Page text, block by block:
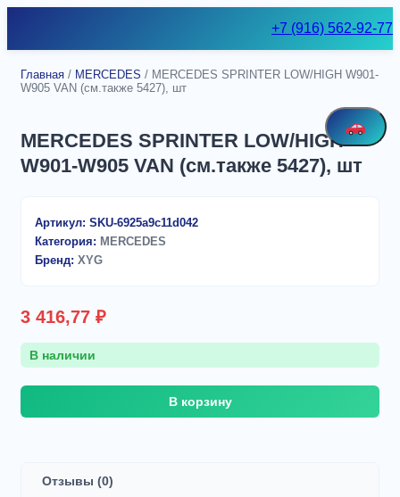
+7 (916) 562-92-77
Главная / MERCEDES / MERCEDES SPRINTER LOW/HIGH W901-
W905 VAN (см.также 5427), шт
MERCEDES SPRINTER LOW/HIGH
W901-W905 VAN (см.также 5427), шт
Артикул: SKU-6925a9c11d042
Категория: MERCEDES
Бренд: XYG
3 416,77 ₽
В наличии
Количество
W905
В корзину
Отзывы (0)